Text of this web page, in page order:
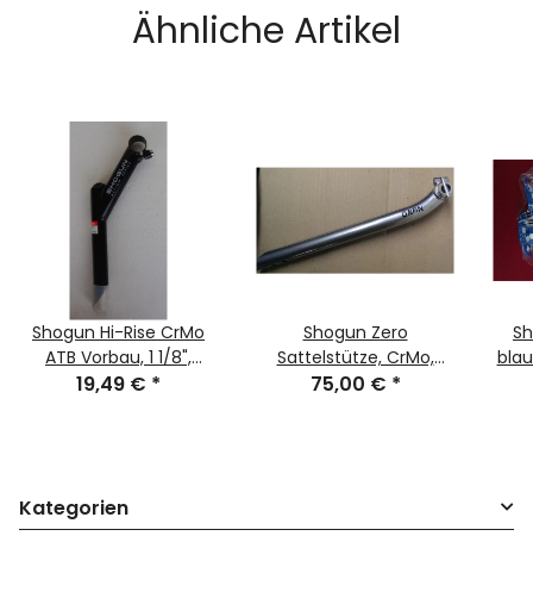
Ähnliche Artikel
Shogun Hi-Rise CrMo
ATB Vorbau, 1 1/8",
70mm, ca. 40°,
19,49 € *
Shogun Zero
Sattelstütze, CrMo,
350mm, 27,2mm, silber,
75,00 € *
Kategorien